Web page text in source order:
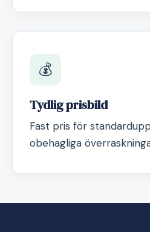
💰
Tydlig prisbild
Fast pris för
obehagliga